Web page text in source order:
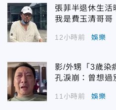
張菲半退休生活
我是費玉清哥哥
12小時前 娛樂
影/外甥「3歲
孔淚崩：曾想過
11小時前 娛樂